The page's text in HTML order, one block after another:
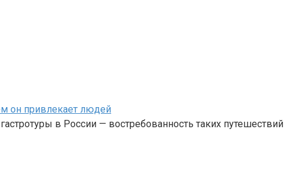
он привлекает людей
в России — востребованность таких путешествий